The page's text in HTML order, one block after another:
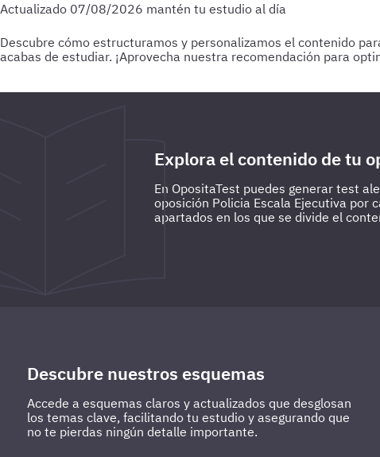
Actualizado 07/08/2026 mantén tu estudio al día
Descubre cómo estructuramos y personalizamos el contenido
acabas de estudiar. ¡Aprovecha nuestra recomendación para
Explora el contenido de tu
En OpositaTest puedes generar test
oposición Policia Escala Ejecutiva por
apartados en los que se divide el
Descubre nuestros esquemas
Accede a esquemas claros y actualizados que desglosan
los temas clave, facilitando tu estudio y asegurando que
no te pierdas ningún detalle importante.